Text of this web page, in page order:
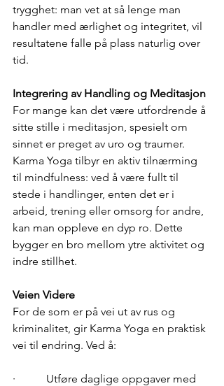
trygghet: man vet at så lenge man
handler med ærlighet og integritet, vil
resultatene falle på plass naturlig over
tid.
Integrering av Handling og Meditasjon
For mange kan det være utfordrende å
sitte stille i meditasjon, spesielt om
sinnet er preget av uro og traumer.
Karma Yoga tilbyr en aktiv tilnærming
til mindfulness: ved å være fullt til
stede i handlinger, enten det er i
arbeid, trening eller omsorg for andre,
kan man oppleve en dyp ro. Dette
bygger en bro mellom ytre aktivitet og
indre stillhet.
Veien Videre
For de som er på vei ut av rus og
kriminalitet, gir Karma Yoga en praktisk
vei til endring. Ved å:
·           Utføre daglige oppgaver med